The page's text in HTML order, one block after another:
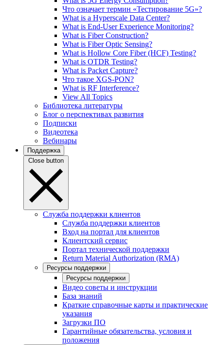
Что означает термин «Тестирование 5G»?
What is a Hyperscale Data Center?
What is End-User Experience Monitoring?
What is Fiber Construction?
What is Fiber Optic Sensing?
What is Hollow Core Fiber (HCF) Testing?
What is OTDR Testing?
What is Packet Capture?
Что такое XGS-PON?
What is RF Interference?
View All Topics
Библиотека литературы
Блог о перспективах развития
Подписки
Видеотека
Вебинары
Поддержка
Close button
Служба поддержки клиентов
Служба поддержки клиентов
Вход на портал для клиентов
Клиентский сервис
Портал технической поддержки
Return Material Authorization (RMA)
Ресурсы поддержки
Ресурсы поддержки
Видео советы и инструкции
База знаний
Краткие справочные карты и практические
указания
Загрузки ПО
Гарантийные обязательства, условия и
положения